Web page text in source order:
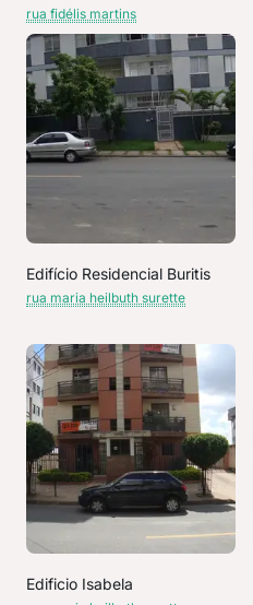
rua fidélis martins
Edifício Residencial Buritis
rua maria heilbuth surette
Edificio Isabela